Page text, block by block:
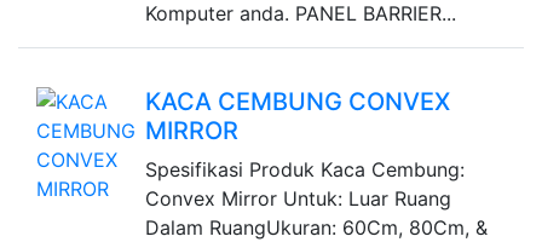
Komputer anda. PANEL BARRIER...
KACA CEMBUNG CONVEX
MIRROR
Spesifikasi Produk Kaca Cembung:
Convex Mirror Untuk: Luar Ruang
Dalam RuangUkuran: 60Cm, 80Cm, &